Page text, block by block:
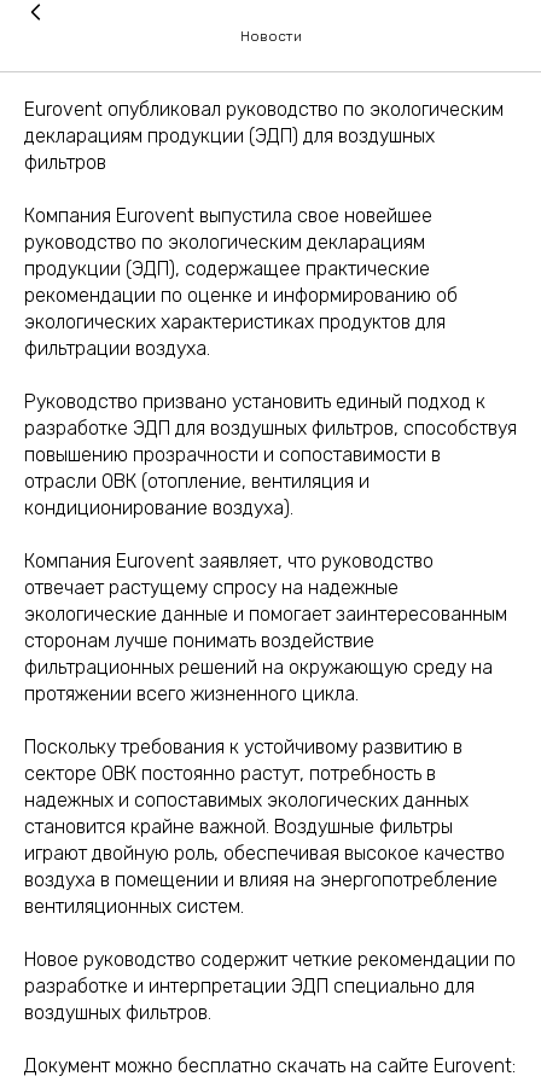
Новости
Eurovent опубликовал руководство по экологическим
декларациям продукции (ЭДП) для воздушных
фильтров
Компания Eurovent выпустила свое новейшее
руководство по экологическим декларациям
продукции (ЭДП), содержащее практические
рекомендации по оценке и информированию об
экологических характеристиках продуктов для
фильтрации воздуха.
Руководство призвано установить единый подход к
разработке ЭДП для воздушных фильтров, способствуя
повышению прозрачности и сопоставимости в
отрасли ОВК (отопление, вентиляция и
кондиционирование воздуха).
Компания Eurovent заявляет, что руководство
отвечает растущему спросу на надежные
экологические данные и помогает заинтересованным
сторонам лучше понимать воздействие
фильтрационных решений на окружающую среду на
протяжении всего жизненного цикла.
Поскольку требования к устойчивому развитию в
секторе ОВК постоянно растут, потребность в
надежных и сопоставимых экологических данных
становится крайне важной. Воздушные фильтры
играют двойную роль, обеспечивая высокое качество
воздуха в помещении и влияя на энергопотребление
вентиляционных систем.
Новое руководство содержит четкие рекомендации по
разработке и интерпретации ЭДП специально для
воздушных фильтров.
Документ можно бесплатно скачать на сайте Eurovent: